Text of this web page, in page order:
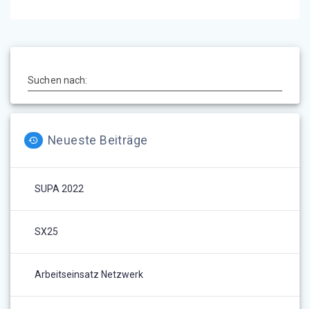
Suchen nach:
Neueste Beiträge
SUPA 2022
SX25
Arbeitseinsatz Netzwerk